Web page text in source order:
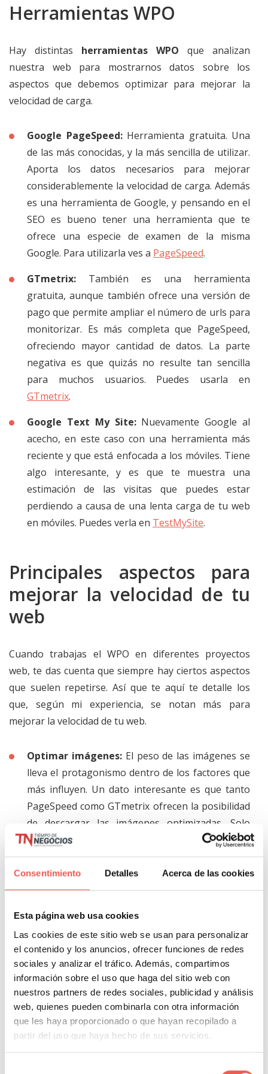
Consentimiento Detalles Acerca de las cookies
Esta página web usa cookies
Las cookies de este sitio web se usan para personalizar
el contenido y los anuncios, ofrecer funciones de redes
sociales y analizar el tráfico. Además, compartimos
información sobre el uso que haga del sitio web con
nuestros partners de redes sociales, publicidad y análisis
web, quienes pueden combinarla con otra información
que les haya proporcionado o que hayan recopilado a
partir del uso que haya hecho de sus servicios.
Herramientas WPO
Hay distintas herramientas WPO que analizan
nuestra web para mostrarnos datos sobre los
aspectos que debemos optimizar para mejorar la
velocidad de carga.
Google PageSpeed:Herramienta gratuita. Una
de las más conocidas, y la más sencilla de utilizar.
Aporta los datos necesarios para mejorar
considerablemente la velocidad de carga. Además
es una herramienta de Google, y pensando en el
SEO es bueno tener una herramienta que te
ofrece una especie de examen de la misma
Google. Para utilizarla ves a PageSpeed.
GTmetrix: También es una herramienta
gratuita, aunque también ofrece una versión de
pago que permite ampliar el número de urls para
monitorizar. Es más completa que PageSpeed,
ofreciendo mayor cantidad de datos. La parte
negativa es que quizás no resulte tan sencilla
para muchos usuarios. Puedes usarla en
GTmetrix.
Google Text My Site:Nuevamente Google al
acecho, en este caso con una herramienta más
reciente y que está enfocada a los móviles. Tiene
algo interesante, y es que te muestra una
estimación de las visitas que puedes estar
perdiendo a causa de una lenta carga de tu web
en móviles. Puedes verla en TestMySite.
Principales aspectos para
mejorar la velocidad de tu
web
Cuando trabajas el WPO en diferentes proyectos
web, te das cuenta que siempre hay ciertos aspectos
que suelen repetirse. Así que te aquí te detalle los
que, según mi experiencia, se notan más para
mejorar la velocidad de tu web.
Optimar imágenes:El peso de las imágenes se
lleva el protagonismo dentro de los factores que
más influyen. Un dato interesante es que tanto
PageSpeed como GTmetrix ofrecen la posibilidad
de descargar las imágenes optimizadas. Solo
tienes que descargarlas para substituirlas.
recomiendo WP Fastest Cache
utilizar y los resultados siempre son buenos.
Retrasar la carga de javascript:
Prácticamente
todas las web hacen uso de javascript. El
problema que genera es que la carga de la web
se condiciona a que primero cargue los recursos
javascript. Lo que hacemos al resolver este
inconveniente es hacer que cargue el javascript